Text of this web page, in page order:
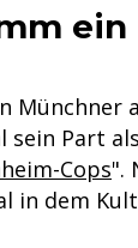
ein
Münchner
sein Part als
Cops".
in dem